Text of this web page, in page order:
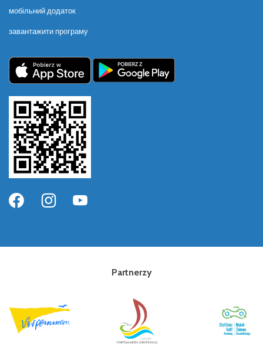
мобільний додаток
завантажити програму
Partnerzy